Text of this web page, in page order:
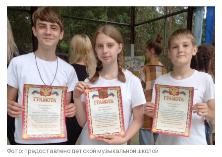
Фото: предоставлено детской музыкальной школой